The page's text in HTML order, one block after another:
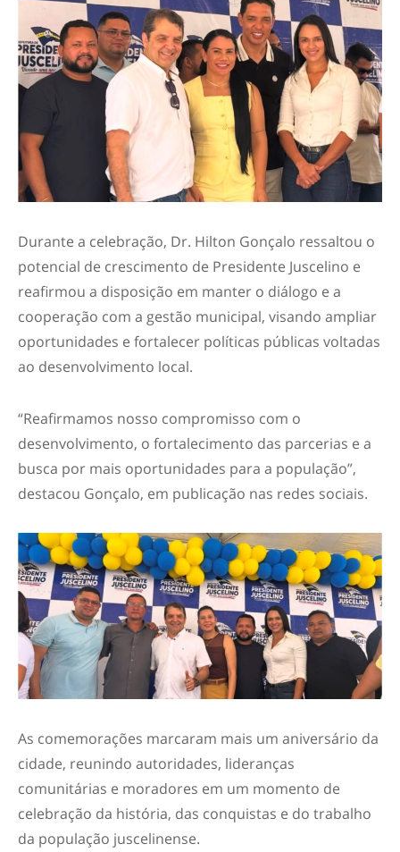
Durante a celebração, Dr. Hilton Gonçalo ressaltou o
potencial de crescimento de Presidente Juscelino e
reafirmou a disposição em manter o diálogo e a
cooperação com a gestão municipal, visando ampliar
oportunidades e fortalecer políticas públicas voltadas
ao desenvolvimento local.
“Reafirmamos nosso compromisso com o
desenvolvimento, o fortalecimento das parcerias e a
busca por mais oportunidades para a população”,
destacou Gonçalo, em publicação nas redes sociais.
As comemorações marcaram mais um aniversário da
cidade, reunindo autoridades, lideranças
comunitárias e moradores em um momento de
celebração da história, das conquistas e do trabalho
da população juscelinense.